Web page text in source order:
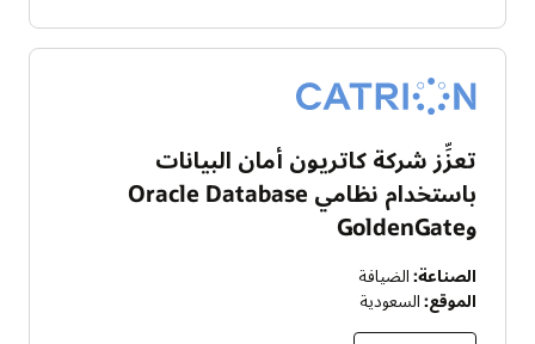
تعزِّز شركة كاتريون أمان البيانات
باستخدام نظامي Oracle Database
وGoldenGate
الصناعة: الضيافة
الموقع: السعودية